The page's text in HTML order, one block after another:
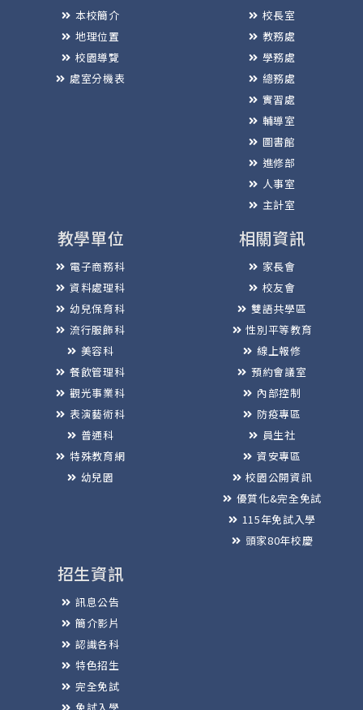
本校簡介
地理位置
校園導覽
處室分機表
校長室
教務處
學務處
總務處
實習處
輔導室
圖書館
進修部
人事室
主計室
教學單位
電子商務科
資料處理科
幼兒保育科
流行服飾科
美容科
餐飲管理科
觀光事業科
表演藝術科
普通科
特殊教育網
幼兒園
相關資訊
家長會
校友會
雙語共學區
性別平等教育
線上報修
預約會議室
內部控制
防疫專區
員生社
資安專區
校園公開資訊
優質化&完全免試
115年免試入學
頭家80年校慶
招生資訊
訊息公告
簡介影片
認識各科
特色招生
完全免試